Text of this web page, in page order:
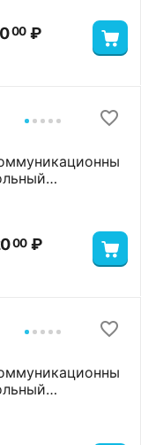
00 ₽
600-800-С-
00 ₽
800-1000-